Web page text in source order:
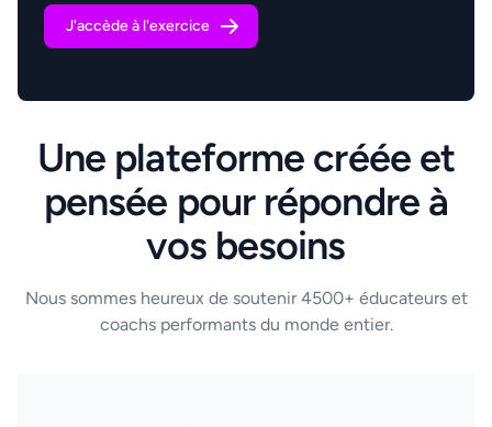
J'accède à l'exercice
Une plateforme créée et
pensée pour répondre à
vos besoins
Nous sommes heureux de soutenir 4500+ éducateurs et
coachs performants du monde entier.